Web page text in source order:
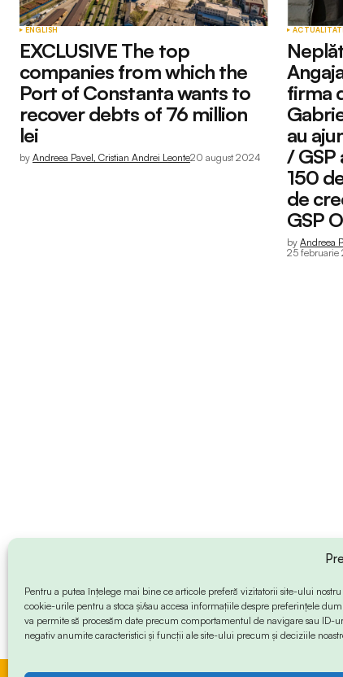
Pentru a putea înțelege mai bine ce articole preferă vizitatorii site-ului
cookie-urile pentru a stoca și/sau accesa informațiile despre preferințele
va permite să procesăm date precum comportamentul de navigare sau ID-
negativ anumite caracteristici și funcții ale site-ului precum și deciziile
ENGLISH
EXCLUSIVE The top
companies from which the
Port of Constanta wants to
recover debts of 76 million
lei
by Andreea Pavel, Cristian Andrei Leonte20 august 2024
firma
au
/ GSP
150
de
GSP
by Andreea
25 februarie